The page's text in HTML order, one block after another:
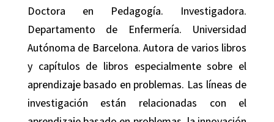
Doctora en Pedagogía. Investigadora.
Departamento de Enfermería. Universidad
Autónoma de Barcelona. Autora de varios libros
y capítulos de libros especialmente sobre el
aprendizaje basado en problemas. Las líneas de
investigación están relacionadas con el